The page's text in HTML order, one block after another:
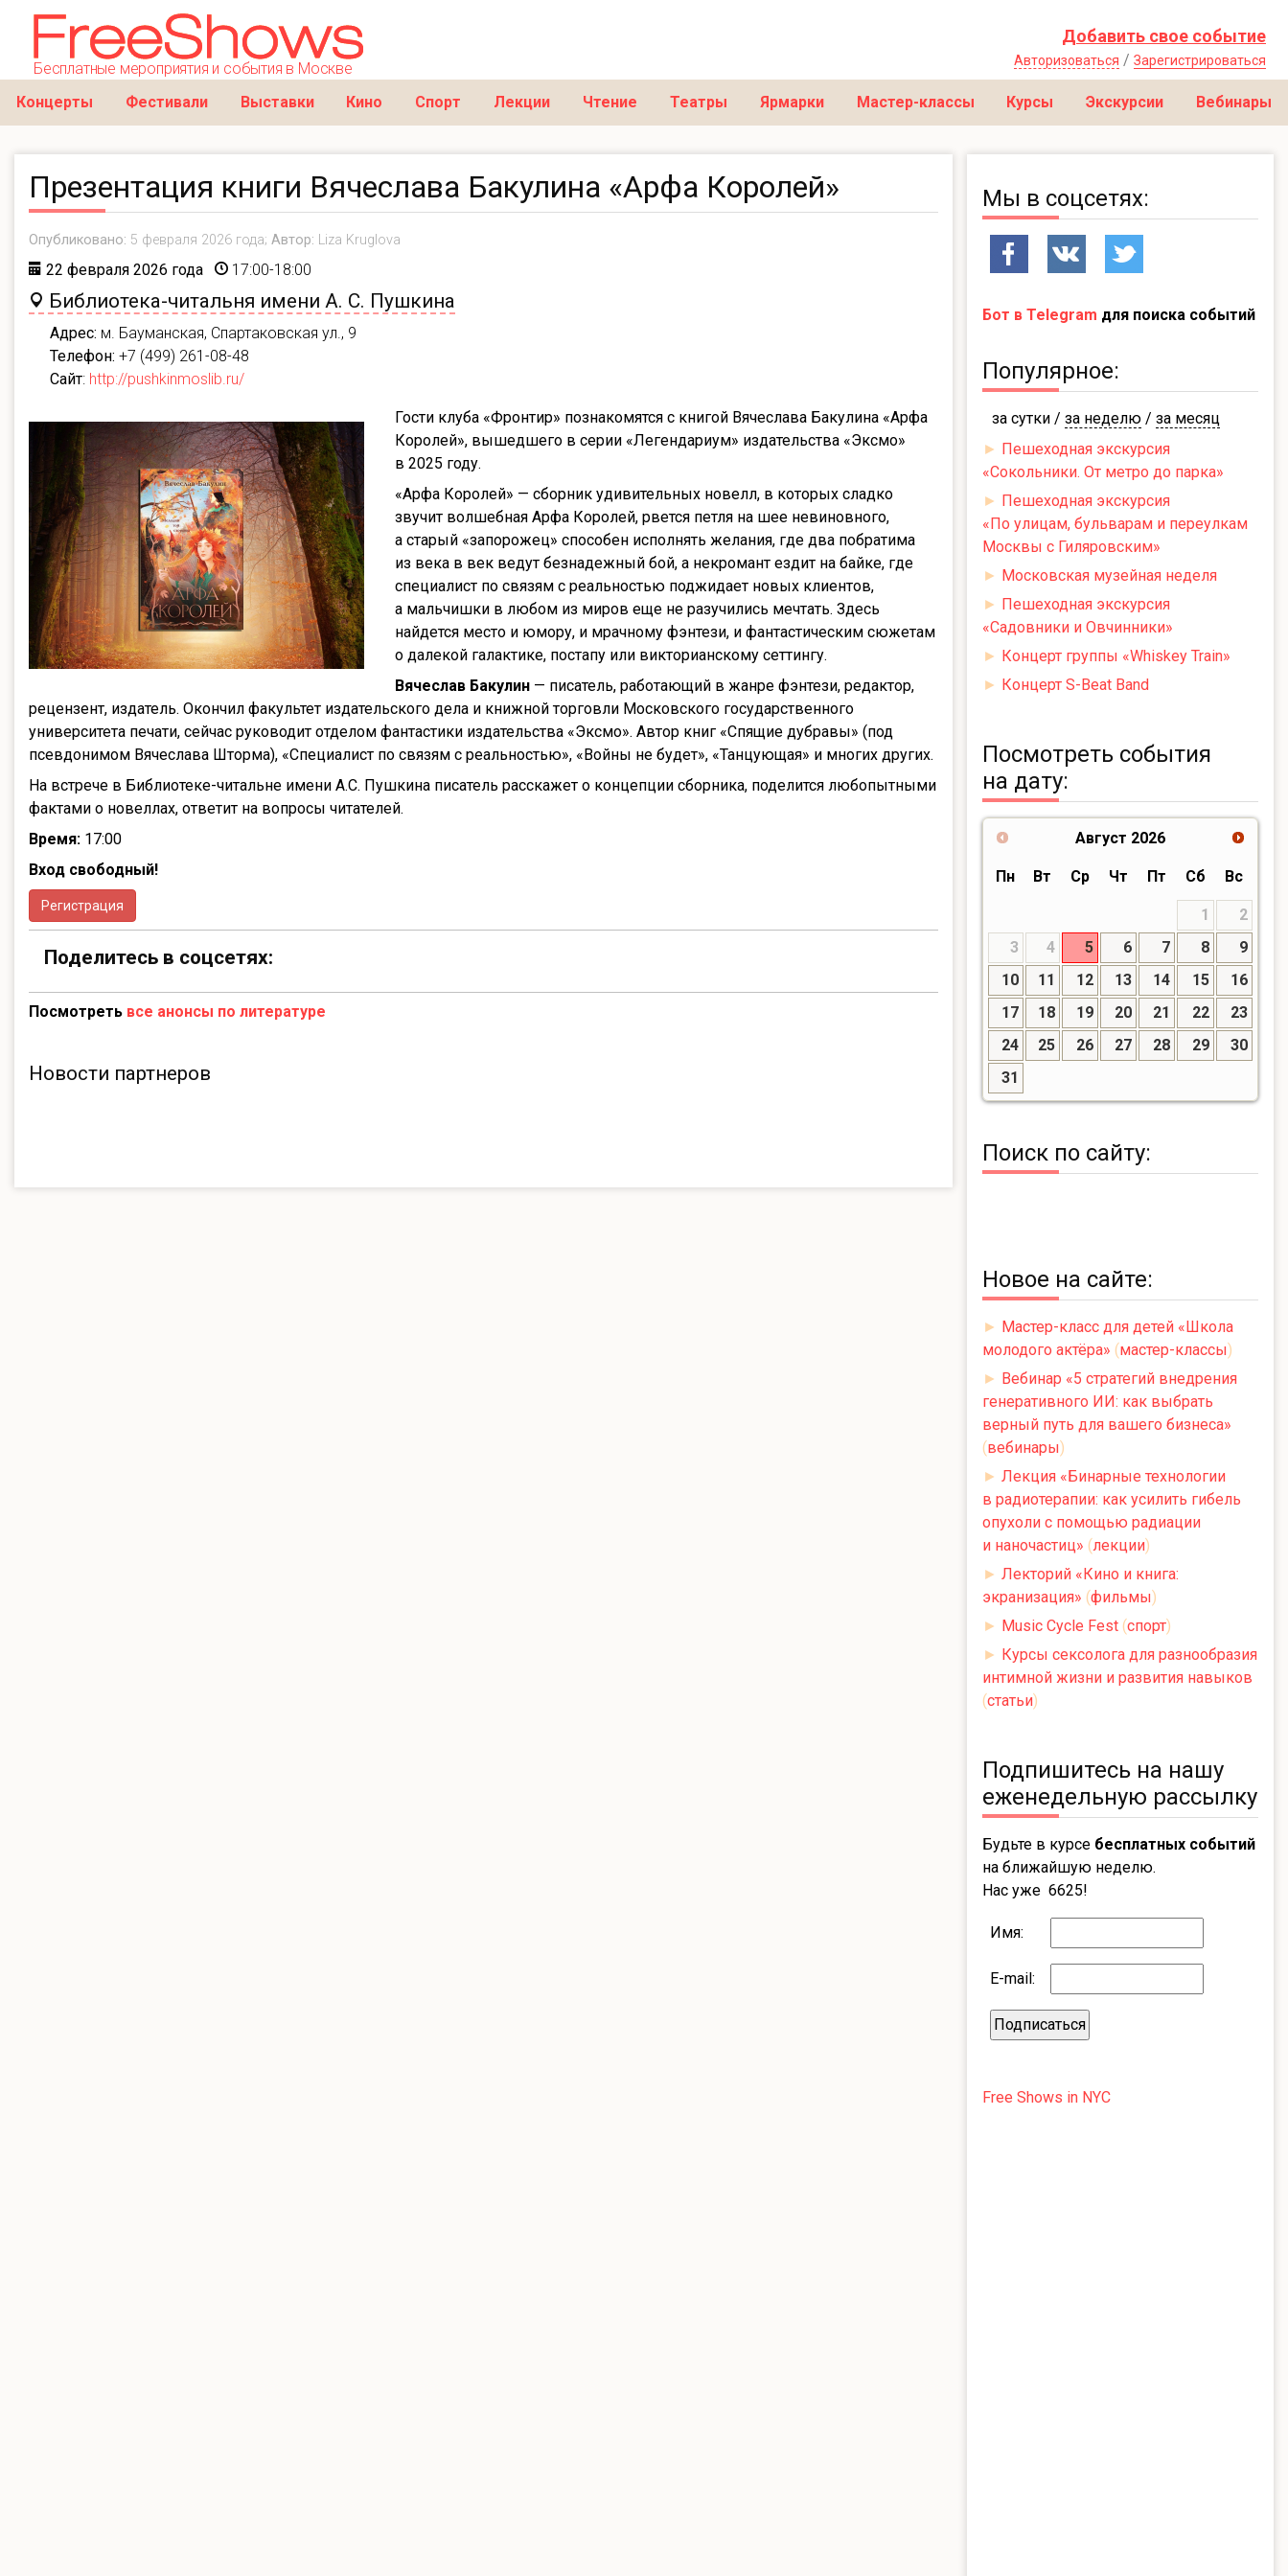
Бесплатные мероприятия и события в Москве
Добавить свое событие
Авторизоваться / Зарегистрироваться
Концерты Фестивали Выставки Кино Спорт Лекции Чтение Театры Ярмарки Мастер-классы Курсы Экскурсии Вебинары
Презентация книги Вячеслава Бакулина «Арфа Королей»
Опубликовано: 5 февраля 2026 года; Автор: Liza Kruglova
22 февраля 2026 года 17:00-18:00
Библиотека-читальня имени А. С. Пушкина
Адрес: м. Бауманская, Спартаковская ул., 9
Телефон: +7 (499) 261-08-48
Сайт: http://pushkinmoslib.ru/
Гости клуба «Фронтир» познакомятся с книгой Вячеслава Бакулина «Арфа
Королей», вышедшего в серии «Легендариум» издательства «Эксмо»
в 2025 году.
«Арфа Королей» — сборник удивительных новелл, в которых сладко
звучит волшебная Арфа Королей, рвется петля на шее невиновного,
а старый «запорожец» способен исполнять желания, где два побратима
из века в век ведут безнадежный бой, а некромант ездит на байке, где
специалист по связям с реальностью поджидает новых клиентов,
а мальчишки в любом из миров еще не разучились мечтать. Здесь
найдется место и юмору, и мрачному фэнтези, и фантастическим сюжетам
о далекой галактике, постапу или викторианскому сеттингу.
Вячеслав Бакулин — писатель, работающий в жанре фэнтези, редактор,
рецензент, издатель. Окончил факультет издательского дела и книжной торговли Московского государственного
университета печати, сейчас руководит отделом фантастики издательства «Эксмо». Автор книг «Спящие дубравы» (под
псевдонимом Вячеслава Шторма), «Специалист по связям с реальностью», «Войны не будет», «Танцующая» и многих других.
На встрече в Библиотеке-читальне имени А.С. Пушкина писатель расскажет о концепции сборника, поделится любопытными
фактами о новеллах, ответит на вопросы читателей.
Время: 17:00
Вход свободный!
Регистрация
Поделитесь в соцсетях:
Посмотреть все анонсы по литературе
Новости партнеров
Мы в соцсетях:
Бот в Telegram для поиска событий
Популярное:
за сутки / за неделю / за месяц
► Пешеходная экскурсия
«Сокольники. От метро до парка»
► Пешеходная экскурсия
«По улицам, бульварам и переулкам
Москвы с Гиляровским»
► Московская музейная неделя
► Пешеходная экскурсия
«Садовники и Овчинники»
► Концерт группы «Whiskey Train»
► Концерт S-Beat Band
Посмотреть события
на дату:
Август 2026
Пн Вт Ср Чт Пт Сб Вс
1
2
3
4 5 6 7 8
9
10
11 12 13 14 15
16
17
18 19 20 21 22
23
24
25 26 27 28 29
30
31
Поиск по сайту:
Новое на сайте:
► Мастер-класс для детей «Школа
молодого актёра» (мастер-классы)
► Вебинар «5 стратегий внедрения
генеративного ИИ: как выбрать
верный путь для вашего бизнеса»
(вебинары)
► Лекция «Бинарные технологии
в радиотерапии: как усилить гибель
опухоли с помощью радиации
и наночастиц» (лекции)
► Лекторий «Кино и книга:
экранизация» (фильмы)
► Music Cycle Fest (спорт)
► Курсы сексолога для разнообразия
интимной жизни и развития навыков
(статьи)
Подпишитесь на нашу
еженедельную рассылку
Будьте в курсе бесплатных событий
на ближайшую неделю.
Нас уже 6625!
Имя:
E-mail:
Free Shows in NYC